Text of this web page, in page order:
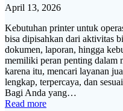
April 13, 2026
Kebutuhan printer untuk
bisa dipisahkan dari aktivitas
dokumen, laporan, hingga
memiliki peran penting dalam
karena itu, mencari layanan
lengkap, terpercaya, dan
Bagi Anda yang…
Read more